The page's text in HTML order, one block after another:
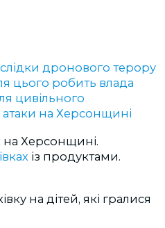
дронового терору
цього робить влада
цивільного
на Херсонщині
на Херсонщині.
із продуктами.
на дітей, які гралися